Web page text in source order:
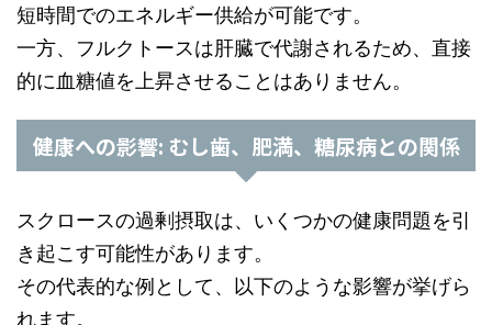
短時間でのエネルギー供給が可能です。
一方、フルクトースは肝臓で代謝されるため、直接
的に血糖値を上昇させることはありません。
健康への影響: むし歯、肥満、糖尿病との関係
スクロースの過剰摂取は、いくつかの健康問題を引
き起こす可能性があります。
その代表的な例として、以下のような影響が挙げら
れます。